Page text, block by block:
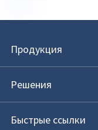
Продукция
Решения
Быстрые ссылки